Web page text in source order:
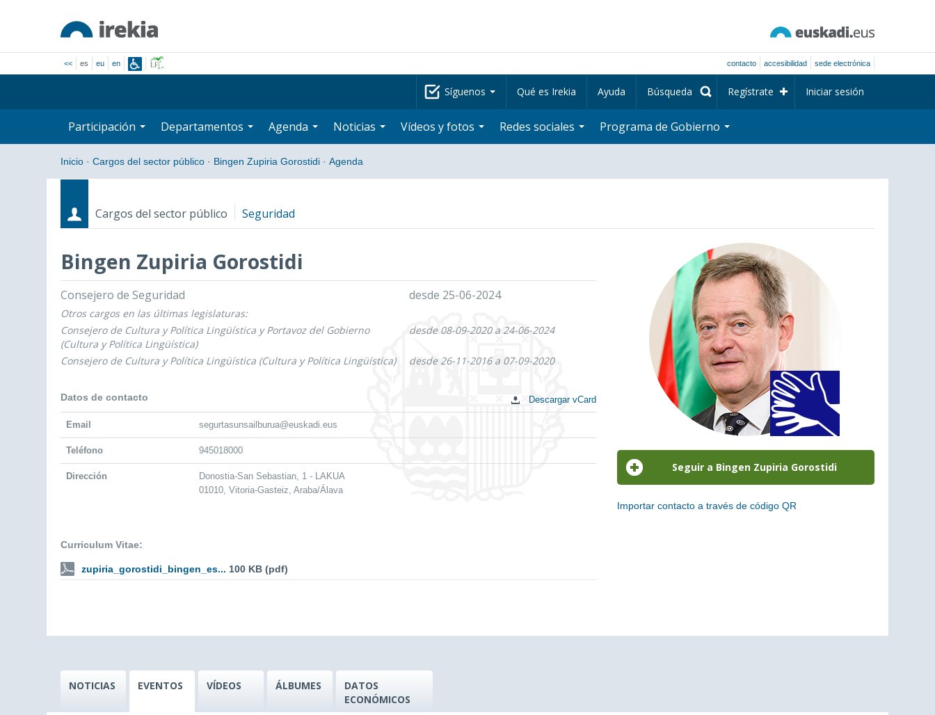
<< es eu en contacto accesibilidad sede electrónica
Síguenos Qué es Irekia Ayuda Búsqueda Regístrate Iniciar sesión
Participación Departamentos Agenda Noticias Vídeos y fotos Redes sociales Programa de Gobierno
Inicio · Cargos del sector público · Bingen Zupiria Gorostidi · Agenda
Cargos del sector público Seguridad
Bingen Zupiria Gorostidi
CargosFecha de inicio - Fecha fin
Consejero de Seguridad desde 25-06-2024
Otros cargos en las últimas legislaturas:
Consejero de Cultura y Política Lingüística y Portavoz del Gobierno
(Cultura y Política Lingüística)
desde 08-09-2020 a 24-06-2024
Consejero de Cultura y Política Lingüística (Cultura y Política Lingüística) desde 26-11-2016 a 07-09-2020
Datos de contacto Descargar vCard
Email segurtasunsailburua@euskadi.eus
Teléfono 945018000
Dirección
Donostia-San Sebastian, 1 - LAKUA
01010, Vitoria-Gasteiz, Araba/Álava
Curriculum Vitae:
zupiria_gorostidi_bingen_es... 100 KB (pdf)
Importar contacto a través de código QR
NOTICIAS EVENTOS VÍDEOS ÁLBUMES
DATOS
ECONÓMICOS